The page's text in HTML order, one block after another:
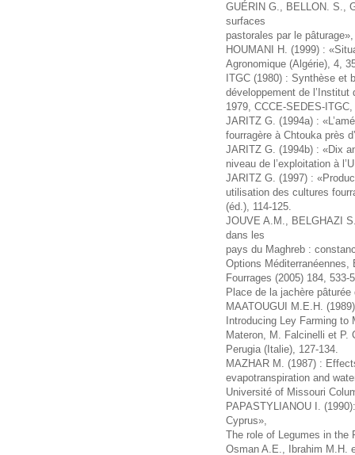
GUÉRIN G., BELLON. S.,
surfaces
pastorales par le
HOUMANI H. (1999) :
Agronomique (Algérie), 4,
ITGC (1980) : Synthèse et
développement de
1979, CCCE-SEDES-
JARITZ G. (1994a) :
fourragère à Chtouka près
JARITZ G. (1994b) : «Dix
niveau de l’exploitation à
JARITZ G. (1997) :
utilisation des cultures
(éd.), 114-125.
JOUVE A.M., BELGHAZI
dans les
pays du Maghreb :
Options Méditerranéennes,
Fourrages (2005) 184, 533-
Place de la jachère
MAATOUGUI M.E.H.
Introducing Ley Farming
Materon, M. Falcinelli et
Perugia (Italie), 127-134.
MAZHAR M. (1987) :
evapotranspiration and
Université of Missouri
PAPASTYLIANOU I.
Cyprus»,
The role of Legumes in the
Osman A.E., Ibrahim M.H.